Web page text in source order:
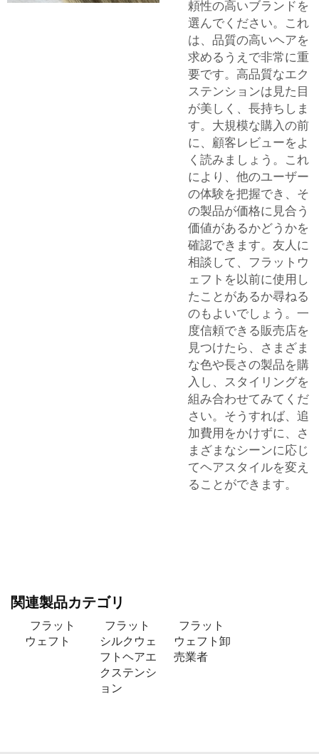
頼性の高いブランドを
選んでください。これ
は、品質の高いヘアを
求めるうえで非常に重
要です。高品質なエク
ステンションは見た目
が美しく、長持ちしま
す。大規模な購入の前
に、顧客レビューをよ
く読みましょう。これ
により、他のユーザー
の体験を把握でき、そ
の製品が価格に見合う
価値があるかどうかを
確認できます。友人に
相談して、フラットウ
ェフトを以前に使用し
たことがあるか尋ねる
のもよいでしょう。一
度信頼できる販売店を
見つけたら、さまざま
な色や長さの製品を購
入し、スタイリングを
組み合わせてみてくだ
さい。そうすれば、追
加費用をかけずに、さ
まざまなシーンに応じ
てヘアスタイルを変え
ることができます。
関連製品カテゴリ
フラット
ウェフト
フラット
シルクウェ
フトヘアエ
クステンシ
ョン
フラット
ウェフト卸
売業者